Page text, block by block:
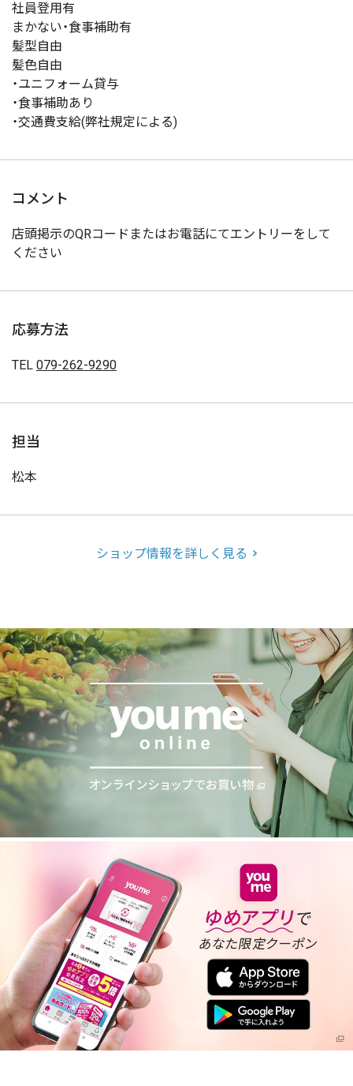
社員登用有
まかない・食事補助有
髪型自由
髪色自由
・ユニフォーム貸与
・食事補助あり
・交通費支給(弊社規定による)
コメント
店頭掲示のQRコードまたはお電話にてエントリーをして
ください
応募方法
TEL 079-262-9290
担当
松本
ショップ情報を詳しく見る